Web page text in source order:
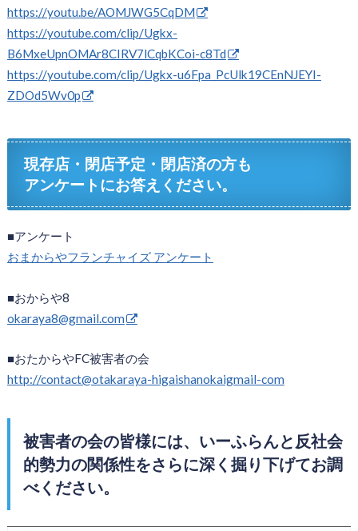
https://youtu.be/AOMJWG5CqDM
https://youtube.com/clip/Ugkx-
B6MxeUpnOMAr8CIRV7lCqbKCoi-c8Td
https://youtube.com/clip/Ugkx-u6Fpa_PcUlk19CEnNJEYI-
ZDOd5Wv0p
現存店・閉店予定・閉店済の方も
アンケートにお答えください。
■アンケート
おまからやフランチャイズ アンケート
■おからや8
okaraya8@gmail.com
■おたからやFC被害者の会
http://contact@otakaraya-higaishanokaigmail-com
被害者の会の皆様には、いーふらんと反社会
的勢力の関係性をさらに深く掘り下げてお調
べください。